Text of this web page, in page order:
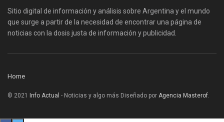
Sitio digital de información y análisis sobre Argentina y el mundo
que surge a partir de la necesidad de encontrar una página de
noticias con la dosis justa de información y publicidad.
Home
© 2021 Info Actual - Noticias y algo más Diseñado por Agencia Masterof.